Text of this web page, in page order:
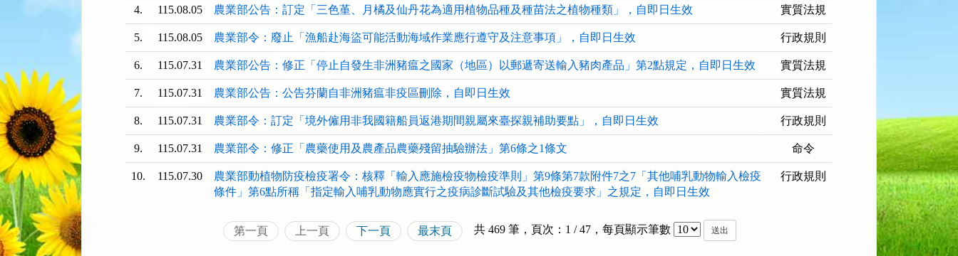
4. 115.08.05 農業部公告：訂定「三色堇、月橘及仙丹花為適用植物品種及種苗法之植物種類」，自即日生效 實質法規
5. 115.08.05 農業部令：廢止「漁船赴海盜可能活動海域作業應行遵守及注意事項」，自即日生效 行政規則
6. 115.07.31 農業部公告：修正「停止自發生非洲豬瘟之國家（地區）以郵遞寄送輸入豬肉產品」第2點規定，自即日生效 實質法規
7. 115.07.31 農業部公告：公告芬蘭自非洲豬瘟非疫區刪除，自即日生效 實質法規
8. 115.07.31 農業部令：訂定「境外僱用非我國籍船員返港期間親屬來臺探親補助要點」，自即日生效 行政規則
9. 115.07.31 農業部令：修正「農藥使用及農產品農藥殘留抽驗辦法」第6條之1條文 命令
10. 115.07.30
農業部動植物防疫檢疫署令：核釋「輸入應施檢疫物檢疫準則」第9條第7款附件7之7「其他哺乳動物輸入檢疫
條件」第6點所稱「指定輸入哺乳動物應實行之疫病診斷試驗及其他檢疫要求」之規定，自即日生效
行政規則
第一頁 上一頁 下一頁 最末頁 共 469 筆，頁次：1 / 47， 每頁顯示筆數 送出